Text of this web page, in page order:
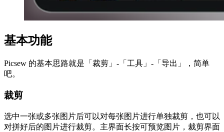
基本功能
Picsew 的基本思路就是「裁剪」-「工具」-「导出」，简单
吧。
裁剪
选中一张或多张图片后可以对每张图片进行单独裁剪，也可以
对拼好后的图片进行裁剪。主界面长按可预览图片，裁剪界面